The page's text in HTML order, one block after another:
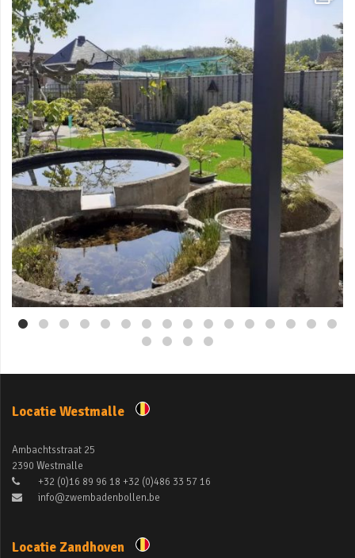
Mei 3
Locatie Westmalle
Ambachtsstraat 25
2390 Westmalle
+32 (0)16 89 96 18 +32 (0)486 33 57 16
info@zwembadenbollen.be
Locatie Zandhoven